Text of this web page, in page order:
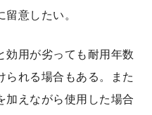
意したい。
効用が劣っても耐用年数
られる場合もある。また
加えながら使用した場合